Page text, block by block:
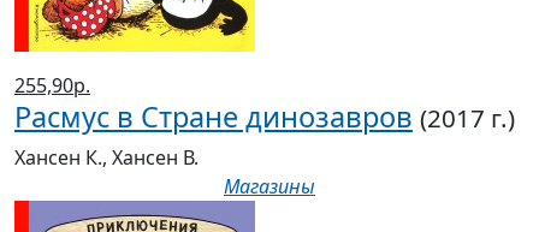
255,90р.
Расмус в Стране динозавров (2017 г.)
Хансен К., Хансен В.
Магазины